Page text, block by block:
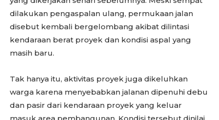
dilakukan pengaspalan ulang, permukaan jalan
disebut kembali bergelombang akibat dilintasi
kendaraan berat proyek dan kondisi aspal yang
masih baru.
Tak hanya itu, aktivitas proyek juga dikeluhkan
warga karena menyebabkan jalanan dipenuhi debu
dan pasir dari kendaraan proyek yang keluar